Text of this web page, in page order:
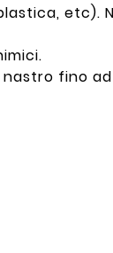
etc).
fino